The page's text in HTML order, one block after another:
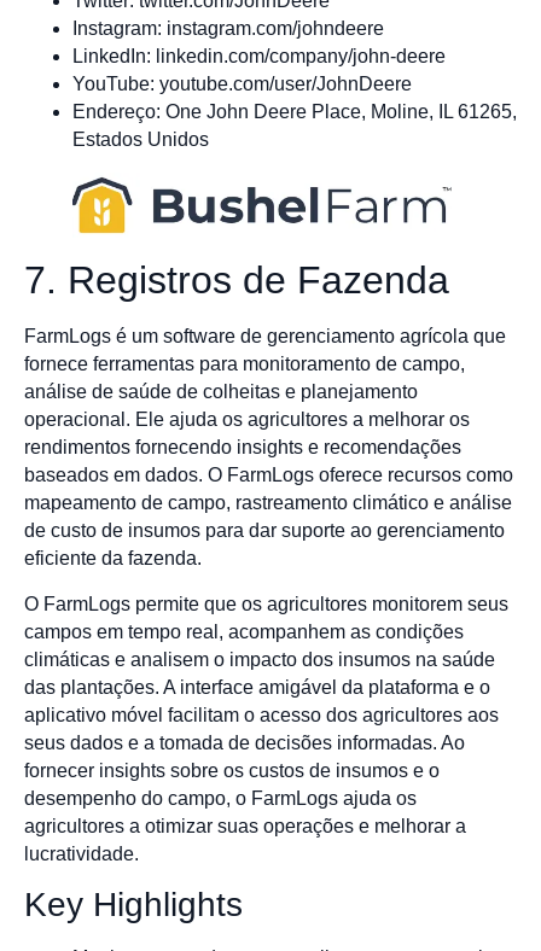
Instagram: instagram.com/johndeere
LinkedIn: linkedin.com/company/john-deere
YouTube: youtube.com/user/JohnDeere
Endereço: One John Deere Place, Moline, IL 61265,
Estados Unidos
7. Registros de Fazenda
FarmLogs é um software de gerenciamento agrícola que
fornece ferramentas para monitoramento de campo,
análise de saúde de colheitas e planejamento
operacional. Ele ajuda os agricultores a melhorar os
rendimentos fornecendo insights e recomendações
baseados em dados. O FarmLogs oferece recursos como
mapeamento de campo, rastreamento climático e análise
de custo de insumos para dar suporte ao gerenciamento
eficiente da fazenda.
O FarmLogs permite que os agricultores monitorem seus
campos em tempo real, acompanhem as condições
climáticas e analisem o impacto dos insumos na saúde
das plantações. A interface amigável da plataforma e o
aplicativo móvel facilitam o acesso dos agricultores aos
seus dados e a tomada de decisões informadas. Ao
fornecer insights sobre os custos de insumos e o
desempenho do campo, o FarmLogs ajuda os
agricultores a otimizar suas operações e melhorar a
lucratividade.
Key Highlights